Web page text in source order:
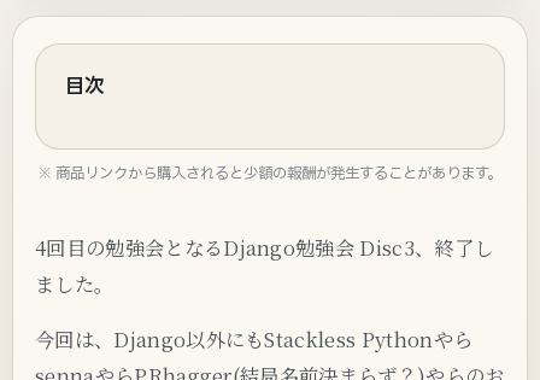
目次
※ 商品リンクから購入されると少額の報酬が発生することがあります。
4回目の勉強会となるDjango勉強会 Disc3、終了し
ました。
今回は、Django以外にもStackless Pythonやら